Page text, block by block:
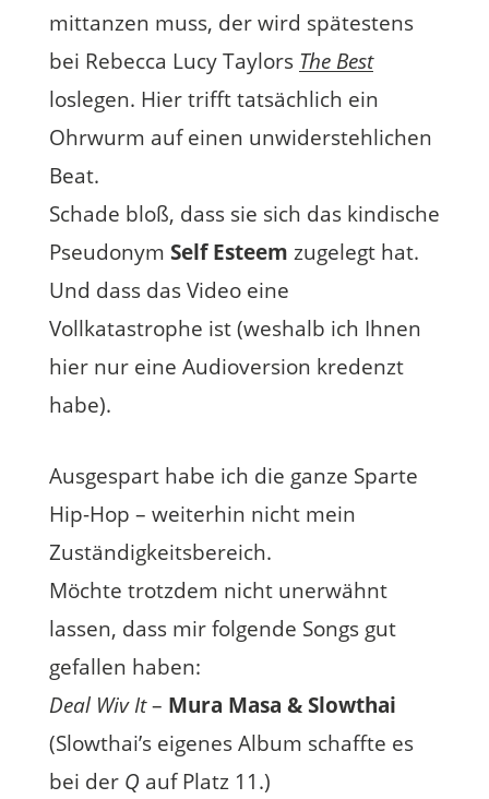
mittanzen muss, der wird spätestens
bei Rebecca Lucy Taylors The Best
loslegen. Hier trifft tatsächlich ein
Ohrwurm auf einen unwiderstehlichen
Beat.
Schade bloß, dass sie sich das kindische
Pseudonym Self Esteem zugelegt hat.
Und dass das Video eine
Vollkatastrophe ist (weshalb ich Ihnen
hier nur eine Audioversion kredenzt
habe).
Ausgespart habe ich die ganze Sparte
Hip-Hop – weiterhin nicht mein
Zuständigkeitsbereich.
Möchte trotzdem nicht unerwähnt
lassen, dass mir folgende Songs gut
gefallen haben:
Deal Wiv It– Mura Masa & Slowthai
(Slowthai’s eigenes Album schaffte es
bei der Q auf Platz 11.)